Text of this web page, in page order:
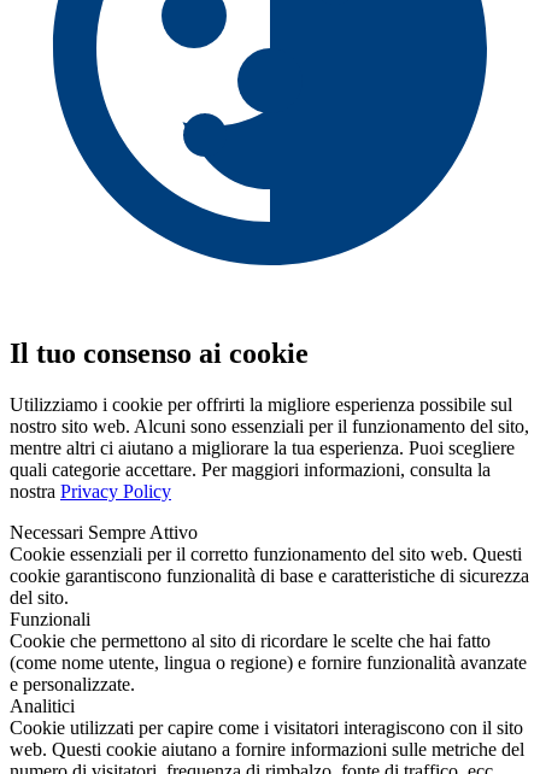
Il tuo consenso ai cookie
Utilizziamo i cookie per offrirti la migliore esperienza possibile sul
nostro sito web. Alcuni sono essenziali per il funzionamento del sito,
mentre altri ci aiutano a migliorare la tua esperienza. Puoi scegliere
quali categorie accettare. Per maggiori informazioni, consulta la
nostra Privacy Policy
Necessari Sempre Attivo
Cookie essenziali per il corretto funzionamento del sito web. Questi
cookie garantiscono funzionalità di base e caratteristiche di sicurezza
del sito.
Funzionali
Cookie che permettono al sito di ricordare le scelte che hai fatto
(come nome utente, lingua o regione) e fornire funzionalità avanzate
e personalizzate.
Analitici
Cookie utilizzati per capire come i visitatori interagiscono con il sito
web. Questi cookie aiutano a fornire informazioni sulle metriche del